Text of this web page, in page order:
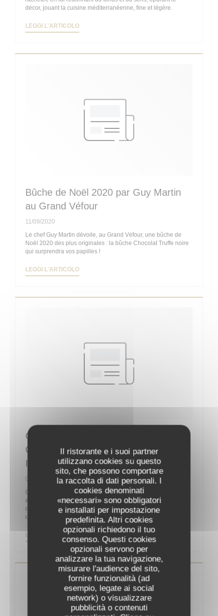
Il ristorante e i suoi partner
utilizzano cookies su questo
sito, che possono comportare
la raccolta di dati personali. I
cookies denominati
«necessari» sono obbligatori
e installati per impostazione
predefinita. Altri cookies
opzionali richiedono il tuo
consenso. Questi cookies
opzionali servono per
analizzare la tua navigazione,
misurare l'audience del sito,
fornire funzionalità (ad
esempio, legate ai social
network) o visualizzare
pubblicità o contenuti
décor, jouant la cuisine méditerranéenne, fine et légère.
LEGGI L'ARTICOLO((APRE UNA NUOVA FINESTRA))
Bûche de Noël 2020 par Guy Martin
au Grand Véfour
11/09/2020
Le chef Guy Martin dévoile, au Grand Véfour, une bûche de
Noël 2020 des plus originales : la bûche Chocolat Truffe noire
qui surprendra vos papilles !
LEGGI L'ARTICOLO((APRE UNA NUOVA FINESTRA))
Guy Martin : “La Reprise Sera
Compliquée Sans La Clientèle
Internationale”
06/05/2020
On ne présente plus le chef Guy Martin, un des célèbres
acteurs de la gastronomie française, propriétaire et chef
d’orchestre du Grand Véfour depuis 2011 après y être entré
comme directeur en 1991 pour la famille Jean Taittinger.
LEGGI L'ARTICOLO ((APRE UNA NUOVA FINESTRA))